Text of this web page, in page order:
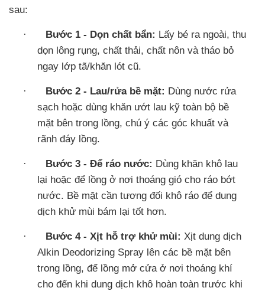
sau:
· Bước 1 - Dọn chất bẩn: Lấy bé ra ngoài, thu
dọn lông rụng, chất thải, chất nôn và tháo bỏ
ngay lớp tã/khăn lót cũ.
· Bước 2 - Lau/rửa bề mặt: Dùng nước rửa
sạch hoặc dùng khăn ướt lau kỹ toàn bộ bề
mặt bên trong lồng, chú ý các góc khuất và
rãnh đáy lồng.
· Bước 3 - Để ráo nước: Dùng khăn khô lau
lại hoặc để lồng ở nơi thoáng gió cho ráo bớt
nước. Bề mặt cần tương đối khô ráo để dung
dịch khử mùi bám lại tốt hơn.
· Bước 4 - Xịt hỗ trợ khử mùi: Xịt dung dịch
Alkin Deodorizing Spray lên các bề mặt bên
trong lồng, để lồng mở cửa ở nơi thoáng khí
cho đến khi dung dịch khô hoàn toàn trước khi